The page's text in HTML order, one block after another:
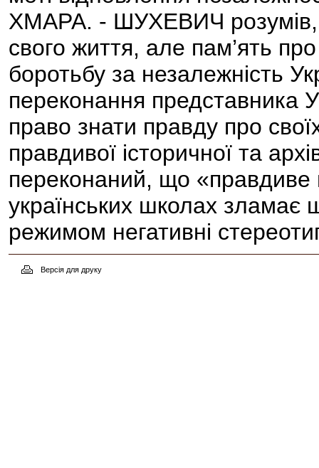
ХМАРА. - ШУХЕВИЧ розумів,
свого життя, але пам’ять
боротьбу за незалежність
переконання представника
право знати правду про
правдивої історичної та
переконаний, що
українських школах зламає
режимом негативні
Версія для друку